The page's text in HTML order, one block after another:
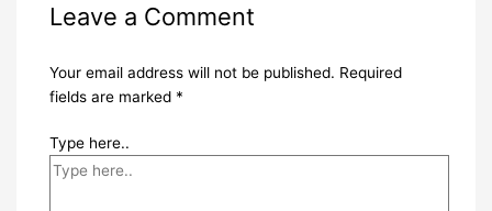
Leave a Comment
Your email address will not be published. Required
fields are marked *
Type here..